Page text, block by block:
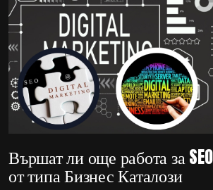
Вършат ли още работа за
от типа Бизнес Каталози